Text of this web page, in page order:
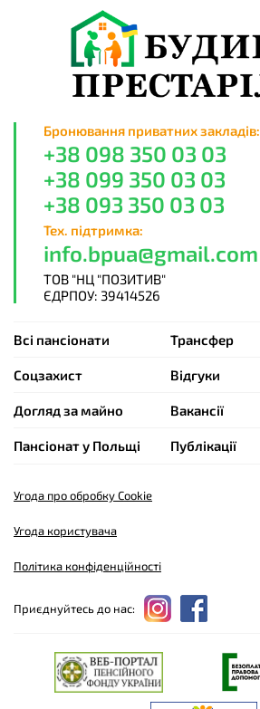
Всі пансіонати
Cоцзахист
Догляд за майно
Пансіонат у Польщі
Трансфер
Відгуки
Вакансії
Публікації
Бронювання приватних закладів:
+38 098 350 03 03
+38 099 350 03 03
+38 093 350 03 03
Тех. підтримка:
info.bpua@gmail.com
ТОВ "НЦ "ПОЗИТИВ"
ЄДРПОУ: 39414526
Угода про обробку Cookie
Угода користувача
Політика конфіденційності
Приєднуйтесь до нас: